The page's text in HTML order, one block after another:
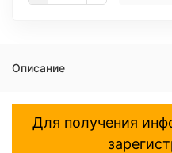
Описание
Для получения